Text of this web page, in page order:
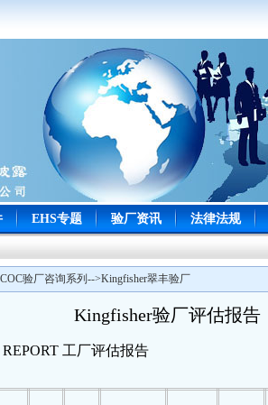
EHS专题 验厂资讯 法律法规
验厂咨询系列-->Kingfisher翠丰验厂
Kingfisher验厂评估报告
工厂评估报告